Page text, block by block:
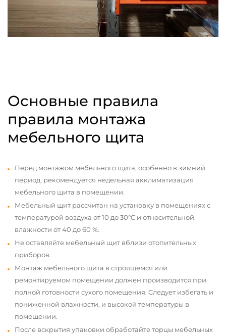
Основные правила
правила монтажа
мебельного щита
Перед монтажом мебельного щита, особенно в зимний
период, рекомендуется недельная акклиматизация
мебельного щита в помещении.
Мебельный щит рассчитан на установку в помещениях с
температурой воздуха от 10 до 30°С и относительной
влажности от 40 до 60 %.
Не оставляйте мебельный щит вблизи отопительных
приборов.
Монтаж мебельного щита в строящемся или
ремонтируемом помещении должен производится при
полной готовности сухого помещения. Следует избегать и
пониженной влажности, и высокой температуры в
помещении.
После вскрытия упаковки обработайте торцы мебельных